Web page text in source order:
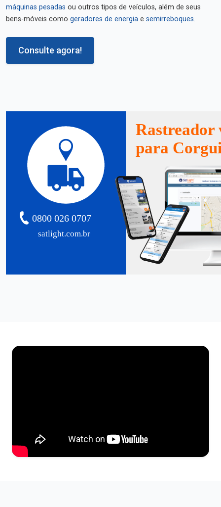
máquinas pesadas ou outros tipos de veículos, além de seus
bens-móveis como geradores de energia e semirreboques.
Consulte agora!
satlight.com.br
0800 026 0707
Rastreador
para